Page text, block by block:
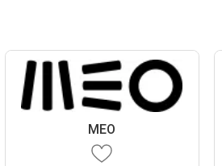
MEO